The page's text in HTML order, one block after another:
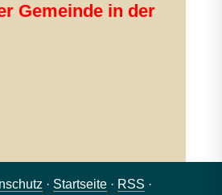
Gemeinde in der
· Startseite· RSS ·